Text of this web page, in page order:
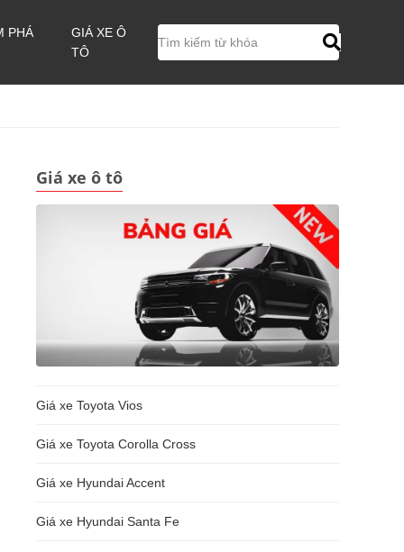
PHÁ
GIÁ XE Ô
TÔ
Giá xe ô tô
Giá xe Toyota Vios
Giá xe Toyota Corolla Cross
Giá xe Hyundai Accent
Giá xe Hyundai Santa Fe